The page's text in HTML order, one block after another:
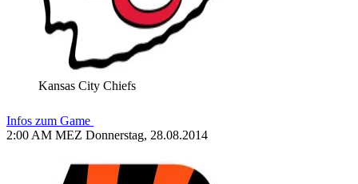
Kansas City Chiefs
Infos zum Game
2:00 AM MEZ Donnerstag, 28.08.2014